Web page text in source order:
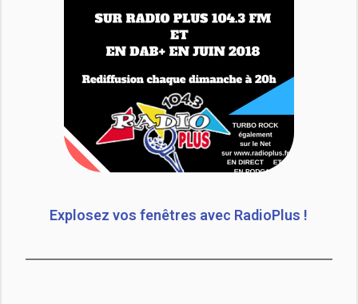
Explosez vos fenêtres avec RadioPlus !